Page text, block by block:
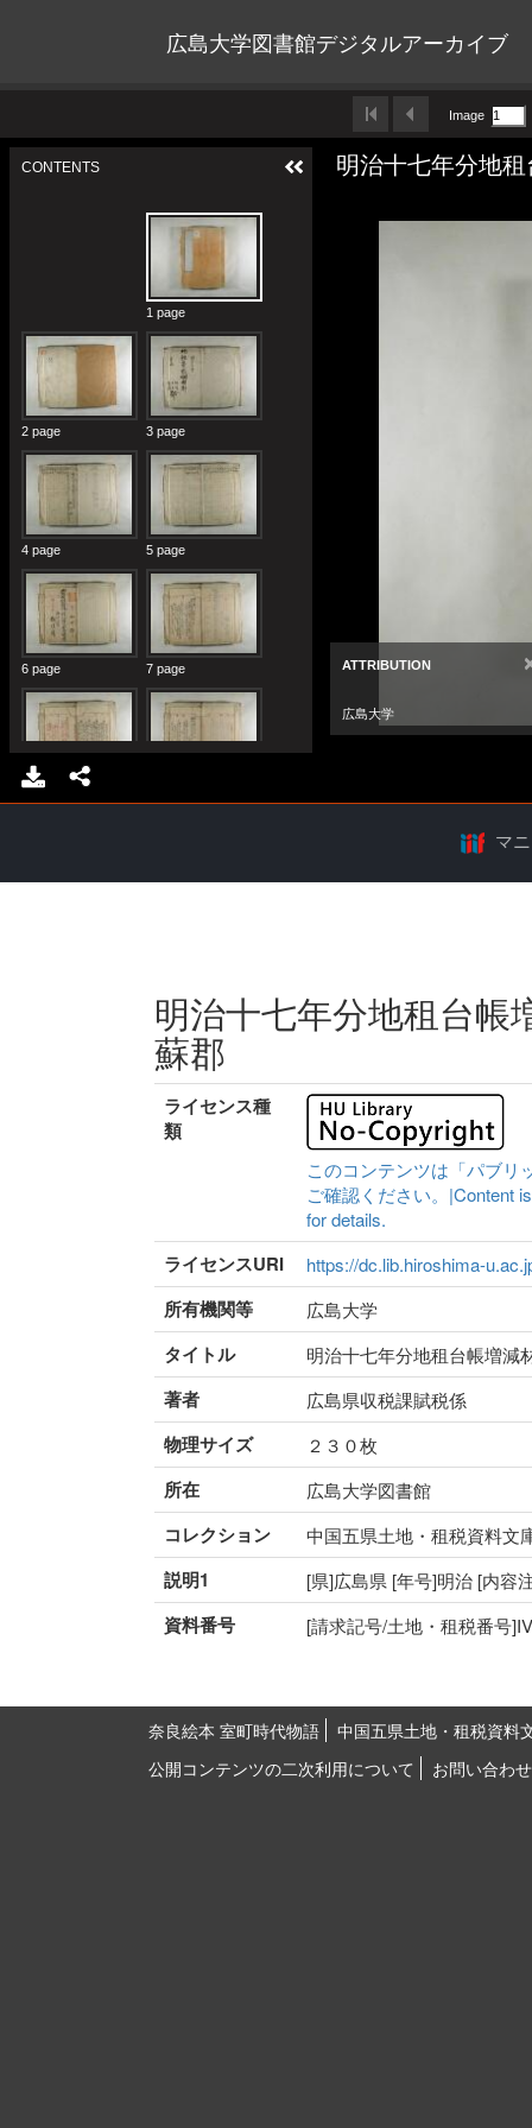
広島大学図書館デジタルアーカイブ
マ
明治十七年分地租台
蘇郡
ライセンス種
類
このコンテンツは「パブリ
ご確認ください。|Content
for details.
ライセンスURI https://dc.lib.hiroshima-
所有機関等 広島大学
タイトル 明治十七年分地租台帳増
著者 広島県収税課賦税係
物理サイズ ２３０枚
所在 広島大学図書館
コレクション 中国五県土地・租税資料文
説明1 [県]広島県 [年号]明治 [内容
資料番号 [請求記号/土地・租税番号
奈良絵本 室町時代物語
中国五県土地・租税資料
公開コンテンツの二次利用について
お問い合わせ